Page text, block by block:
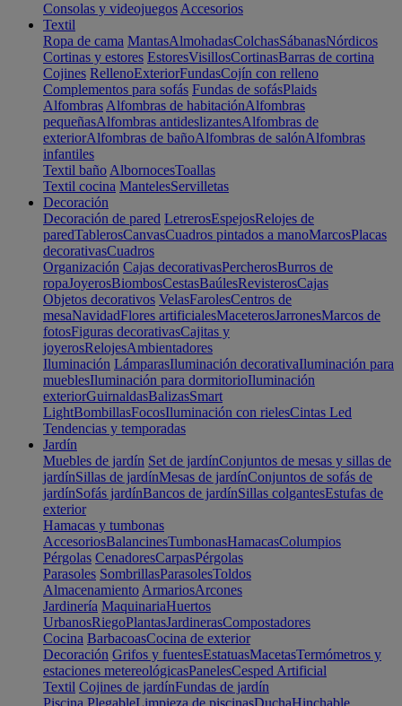
Consolas y videojuegos Accesorios
Textil
Ropa de cama MantasAlmohadasColchasSábanasNórdicos
Cortinas y estores EstoresVisillosCortinasBarras de cortina
Cojines RellenoExteriorFundasCojín con relleno
Complementos para sofás Fundas de sofásPlaids
Alfombras Alfombras de habitaciónAlfombras
pequeñasAlfombras antideslizantesAlfombras de
exteriorAlfombras de bañoAlfombras de salónAlfombras
infantiles
Textil baño AlbornocesToallas
Textil cocina MantelesServilletas
Decoración
Decoración de pared LetrerosEspejosRelojes de
paredTablerosCanvasCuadros pintados a manoMarcosPlacas
decorativasCuadros
Organización Cajas decorativasPercherosBurros de
ropaJoyerosBiombosCestasBaúlesRevisterosCajas
Objetos decorativos VelasFarolesCentros de
mesaNavidadFlores artificialesMaceterosJarronesMarcos de
fotosFiguras decorativasCajitas y
joyerosRelojesAmbientadores
Iluminación LámparasIluminación decorativaIluminación para
mueblesIluminación para dormitorioIluminación
exteriorGuirnaldasBalizasSmart
LightBombillasFocosIluminación con rielesCintas Led
Tendencias y temporadas
Jardín
Muebles de jardín Set de jardínConjuntos de mesas y sillas de
jardínSillas de jardínMesas de jardínConjuntos de sofás de
jardínSofás jardínBancos de jardínSillas colgantesEstufas de
exterior
Hamacas y tumbonas
AccesoriosBalancinesTumbonasHamacasColumpios
Pérgolas CenadoresCarpasPérgolas
Parasoles SombrillasParasolesToldos
Almacenamiento ArmariosArcones
Jardinería MaquinariaHuertos
UrbanosRiegoPlantasJardinerasCompostadores
Cocina BarbacoasCocina de exterior
Decoración Grifos y fuentesEstatuasMacetasTermómetros y
estaciones metereológicasPanelesCesped Artificial
Textil Cojines de jardínFundas de jardín
Piscina PlegableLimpieza de piscinasDuchaHinchable